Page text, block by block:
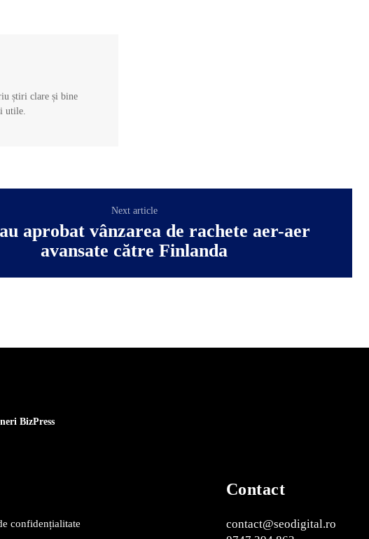
știri clare și bine
utile.
Next article
aprobat vânzarea de rachete aer-aer
avansate către Finlanda
BizPress
confidențialitate
Contact
contact@seodigital.ro